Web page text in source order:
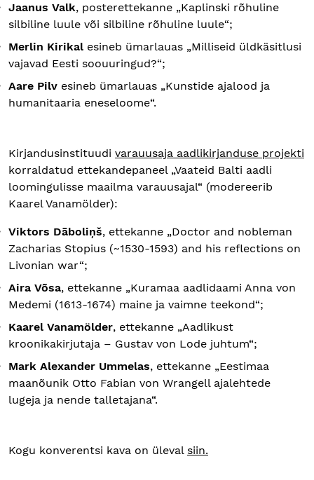
Jaanus Valk, posterettekanne „Kaplinski rõhuline
silbiline luule või silbiline rõhuline luule“;
Merlin Kirikal esineb ümarlauas „Milliseid üldkäsitlusi
vajavad Eesti soouuringud?“;
Aare Pilv esineb ümarlauas „Kunstide ajalood ja
humanitaaria eneseloome“.
Kirjandusinstituudi varauusaja aadlikirjanduse projekti
korraldatud ettekandepaneel „Vaateid Balti aadli
loomingulisse maailma varauusajal“ (modereerib
Kaarel Vanamölder):
Viktors Dāboliņš, ettekanne „Doctor and nobleman
Zacharias Stopius (~1530-1593) and his reflections on
Livonian war“;
Aira Võsa, ettekanne „Kuramaa aadlidaami Anna von
Medemi (1613-1674) maine ja vaimne teekond“;
Kaarel Vanamölder, ettekanne „Aadlikust
kroonikakirjutaja – Gustav von Lode juhtum“;
Mark Alexander Ummelas, ettekanne „Eestimaa
maanõunik Otto Fabian von Wrangell ajalehtede
lugeja ja nende talletajana“.
Kogu konverentsi kava on üleval siin.